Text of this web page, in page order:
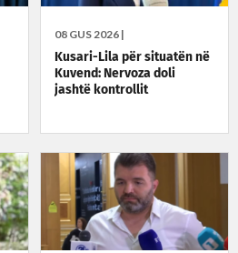
08 GUS 2026 |
Kusari-Lila për situatën në
Kuvend: Nervoza doli
jashtë kontrollit